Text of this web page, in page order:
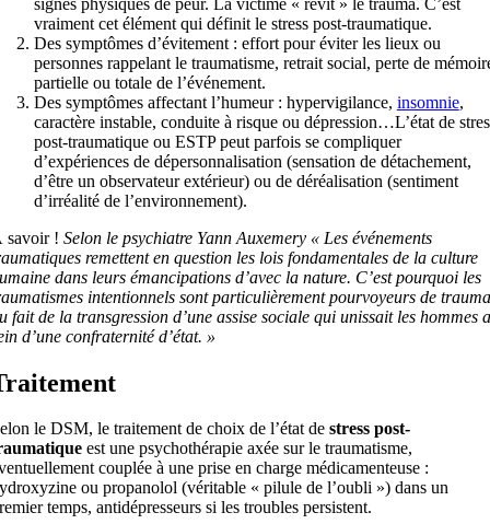
vraiment cet élément qui définit le stress post-traumatique.
Des symptômes d’évitement : effort pour éviter les lieux ou
personnes rappelant le traumatisme, retrait social, perte de
partielle ou totale de l’événement.
Des symptômes affectant l’humeur : hypervigilance, insomnie,
caractère instable, conduite à risque ou dépression…L’état de
post-traumatique ou ESTP peut parfois se compliquer
d’expériences de dépersonnalisation (sensation de détachement,
d’être un observateur extérieur) ou de déréalisation (sentiment
d’irréalité de l’environnement).
savoir ! Selon le psychiatre Yann Auxemery « Les événements
remettent en question les lois fondamentales de la culture
dans leurs émancipations d’avec la nature. C’est pourquoi les
intentionnels sont particulièrement pourvoyeurs de trauma
fait de la transgression d’une assise sociale qui unissait les hommes
d’une confraternité d’état. »
le DSM, le traitement de choix de l’état de stress post-
est une psychothérapie axée sur le traumatisme,
couplée à une prise en charge médicamenteuse :
ou propanolol (véritable « pilule de l’oubli ») dans un
temps, antidépresseurs si les troubles persistent.